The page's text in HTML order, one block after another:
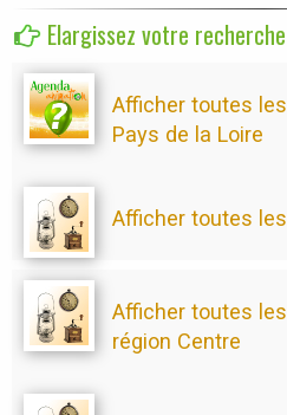
Elargissez votre recherche
Afficher toutes les
Pays de la Loire
Afficher toutes les
Afficher toutes les
région Centre